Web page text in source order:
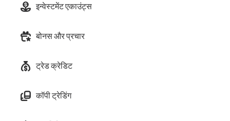
भागीदारों के लिये
इन्वेस्टमेंट एकाउंट्स
बोनस और प्रचार
ट्रेड क्रेडिट
कॉपी ट्रेडिंग